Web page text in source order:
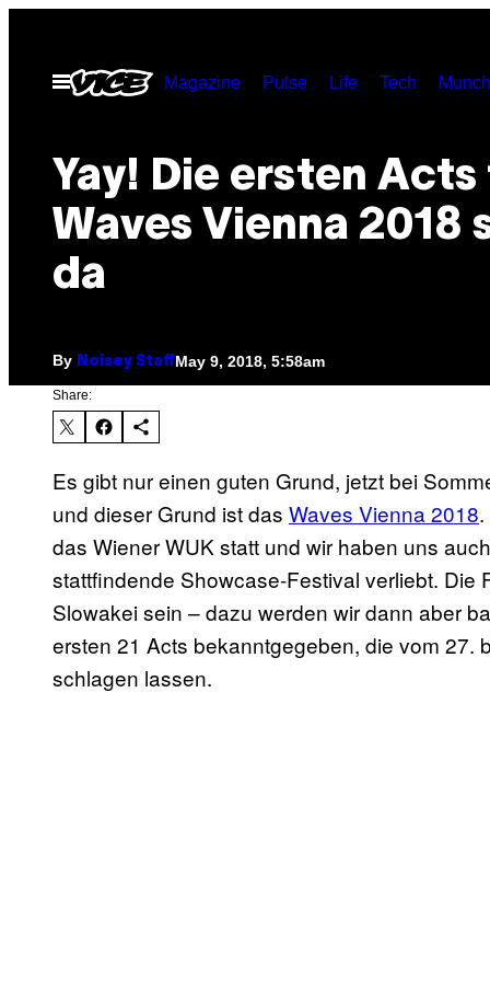
contentOpen
Menu
Magazine Pulse Life Tech
Yay! Die ersten Acts
Waves Vienna 2018
da
By Noisey StaffMay 9, 2018, 5:58am
Share:
Es gibt nur einen guten Grund, jetzt bei
und dieser Grund ist das Waves Vienna 2018
das Wiener WUK statt und wir haben uns
stattfindende Showcase-Festival verliebt.
Slowakei sein – dazu werden wir dann aber
ersten 21 Acts bekanntgegeben, die vom 27.
schlagen lassen.